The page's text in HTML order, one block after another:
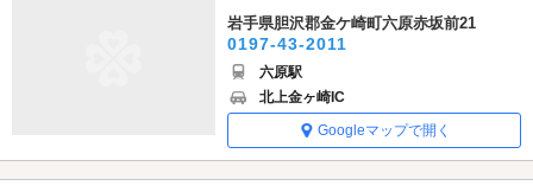
岩手県胆沢郡金ケ崎町六原赤坂前21
0197-43-2011
六原駅
北上金ヶ崎IC
Googleマップで開く